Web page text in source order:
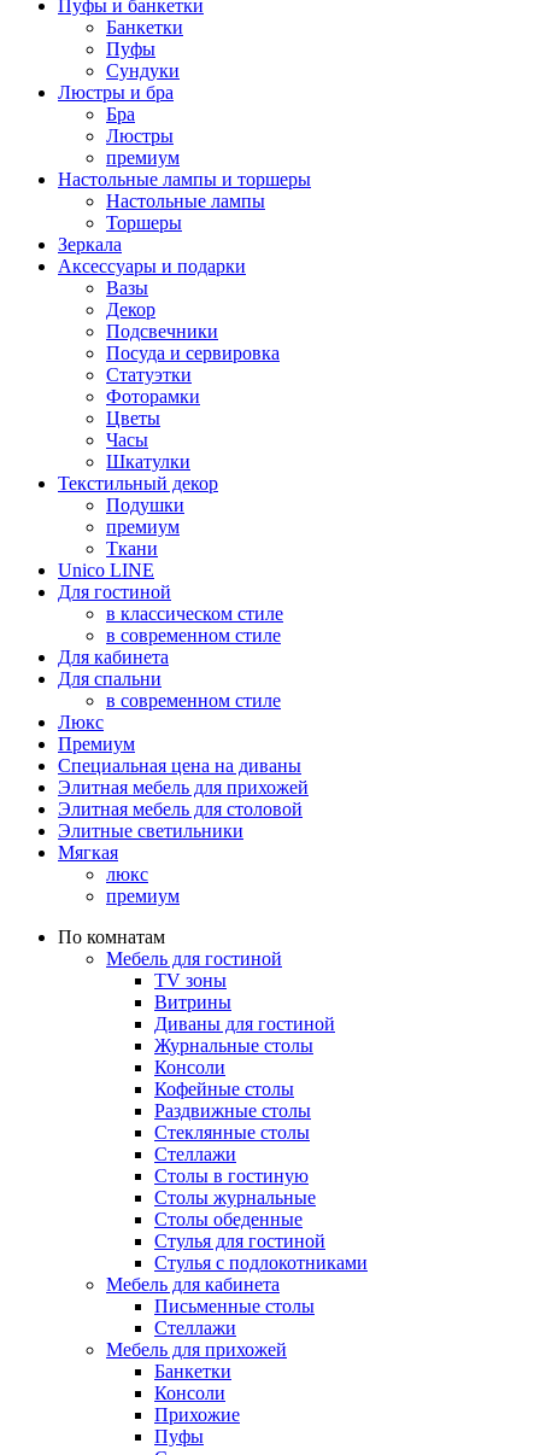
Пуфы и банкетки
Банкетки
Пуфы
Сундуки
Люстры и бра
Бра
Люстры
премиум
Настольные лампы и торшеры
Настольные лампы
Торшеры
Зеркала
Аксессуары и подарки
Вазы
Декор
Подсвечники
Посуда и сервировка
Статуэтки
Фоторамки
Цветы
Часы
Шкатулки
Текстильный декор
Подушки
премиум
Ткани
Unico LINE
Для гостиной
в классическом стиле
в современном стиле
Для кабинета
Для спальни
в современном стиле
Люкс
Премиум
Специальная цена на диваны
Элитная мебель для прихожей
Элитная мебель для столовой
Элитные светильники
Мягкая
люкс
премиум
По комнатам
Мебель для гостиной
TV зоны
Витрины
Диваны для гостиной
Журнальные столы
Консоли
Кофейные столы
Раздвижные столы
Стеклянные столы
Стеллажи
Столы в гостиную
Столы журнальные
Столы обеденные
Стулья для гостиной
Стулья с подлокотниками
Мебель для кабинета
Письменные столы
Стеллажи
Мебель для прихожей
Банкетки
Консоли
Прихожие
Пуфы